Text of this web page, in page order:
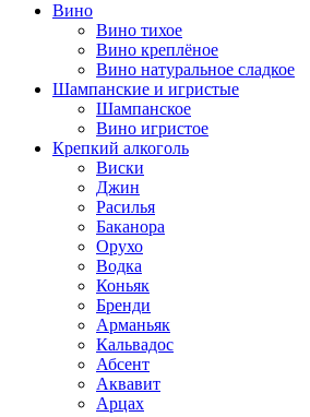
Вино
Вино тихое
Вино креплёное
Вино натуральное сладкое
Шампанские и игристые
Шампанское
Вино игристое
Крепкий алкоголь
Виски
Джин
Расилья
Баканора
Орухо
Водка
Коньяк
Бренди
Арманьяк
Кальвадос
Абсент
Аквавит
Арцах